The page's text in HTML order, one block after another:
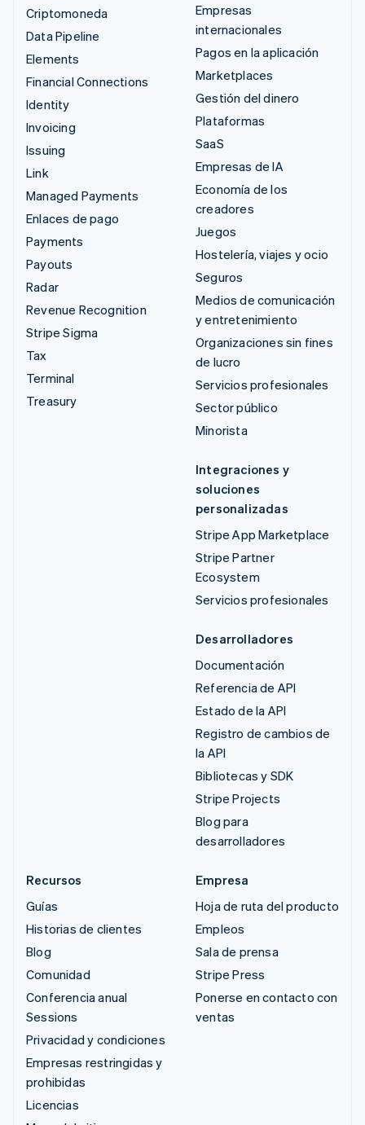
Criptomoneda
Data Pipeline
Elements
Financial Connections
Identity
Invoicing
Issuing
Link
Managed Payments
Enlaces de pago
Payments
Payouts
Radar
Revenue Recognition
Stripe Sigma
Tax
Terminal
Treasury
Empresas
internacionales
Pagos en la aplicación
Marketplaces
Gestión del dinero
Plataformas
SaaS
Empresas de IA
Economía de los
creadores
Juegos
Hostelería, viajes y ocio
Seguros
Medios de comunicación
y entretenimiento
Organizaciones sin fines
de lucro
Servicios profesionales
Sector público
Minorista
Integraciones y
soluciones
personalizadas
Stripe App Marketplace
Stripe Partner
Ecosystem
Servicios profesionales
Desarrolladores
Documentación
Referencia de API
Estado de la API
Registro de cambios de
la API
Bibliotecas y SDK
Stripe Projects
Blog para
desarrolladores
Recursos
Guías
Historias de clientes
Blog
Comunidad
Conferencia anual
Sessions
Privacidad y condiciones
Empresas restringidas y
prohibidas
Licencias
Empresa
Hoja de ruta del producto
Empleos
Sala de prensa
Stripe Press
Ponerse en contacto con
ventas